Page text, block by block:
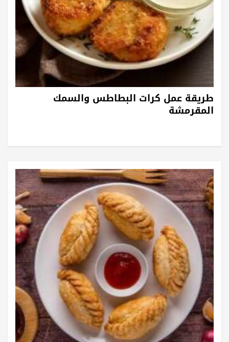
طريقة عمل كرات البطاطس والسمك
المقرمشة